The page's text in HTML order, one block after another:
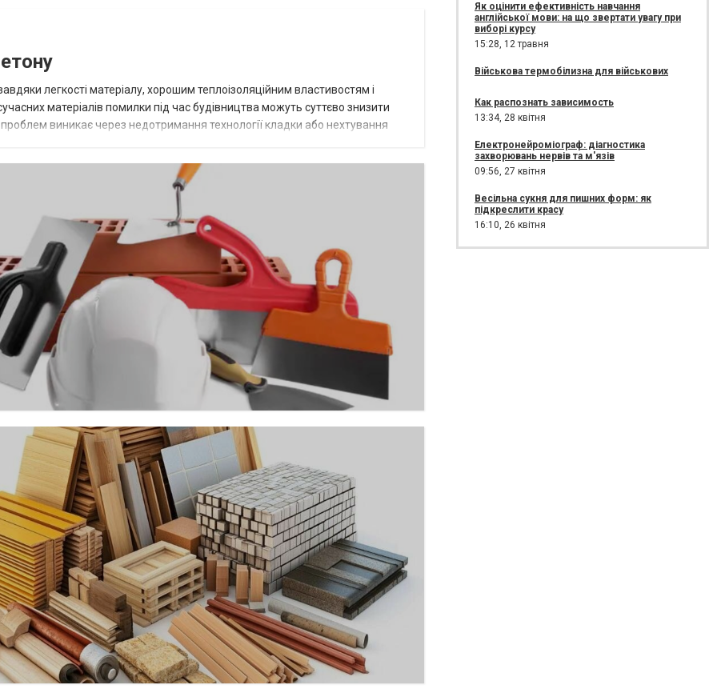
легкості матеріалу, хорошим теплоізоляційним властивостям і
матеріалів помилки під час будівництва можуть суттєво знизити
проблем виникає через недотримання технології кладки або нехтування
Як оцінити ефективність навчання
англійської мови: на що звертати увагу при
виборі курсу
15:28, 12 травня
Військова термобілизна для військових
Как распознать зависимость
13:34, 28 квітня
Електронейроміограф: діагностика
захворювань нервів та м'язів
09:56, 27 квітня
Весільна сукня для пишних форм: як
підкреслити красу
16:10, 26 квітня